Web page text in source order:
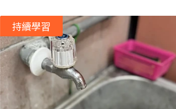
持續學習